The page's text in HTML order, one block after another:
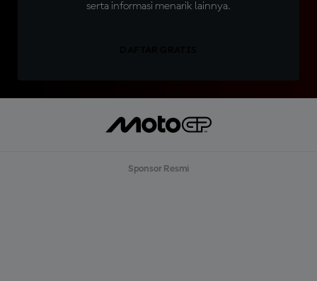
serta informasi menarik lainnya.
Sponsor Resmi